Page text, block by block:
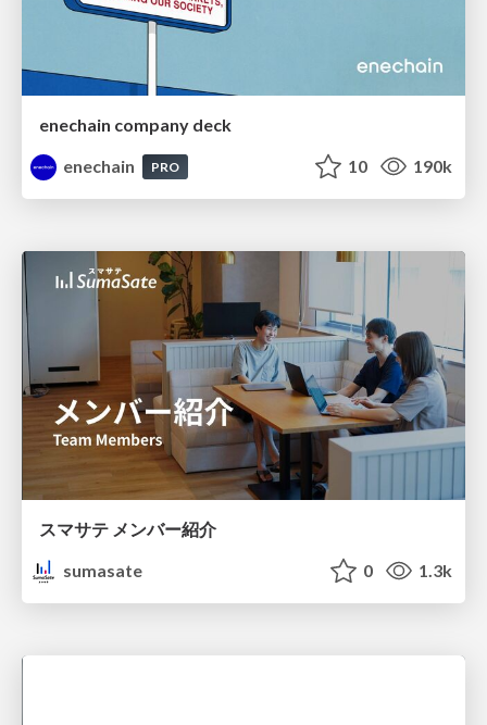
enechain company deck
enechain
PRO 10 190k
スマサテ メンバー紹介
sumasate
0 1.3k